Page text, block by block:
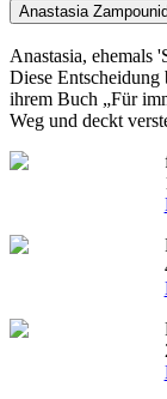
Anastasia
Anastasia, ehemals
Diese Entscheidung
ihrem Buch „Für
Weg und deckt